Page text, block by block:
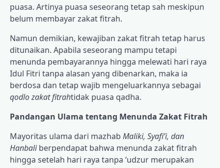
puasa. Artinya puasa seseorang tetap sah meskipun
belum membayar zakat fitrah.
Namun demikian, kewajiban zakat fitrah tetap harus
ditunaikan. Apabila seseorang mampu tetapi
menunda pembayarannya hingga melewati hari raya
Idul Fitri tanpa alasan yang dibenarkan, maka ia
berdosa dan tetap wajib mengeluarkannya sebagai
qodlo zakat fitrahtidak puasa qadha.
Pandangan Ulama tentang Menunda Zakat Fitrah
Mayoritas ulama dari mazhab Maliki, Syafi’i, dan
Hanbaliberpendapat bahwa menunda zakat fitrah
hingga setelah hari raya tanpa ‘udzur merupakan